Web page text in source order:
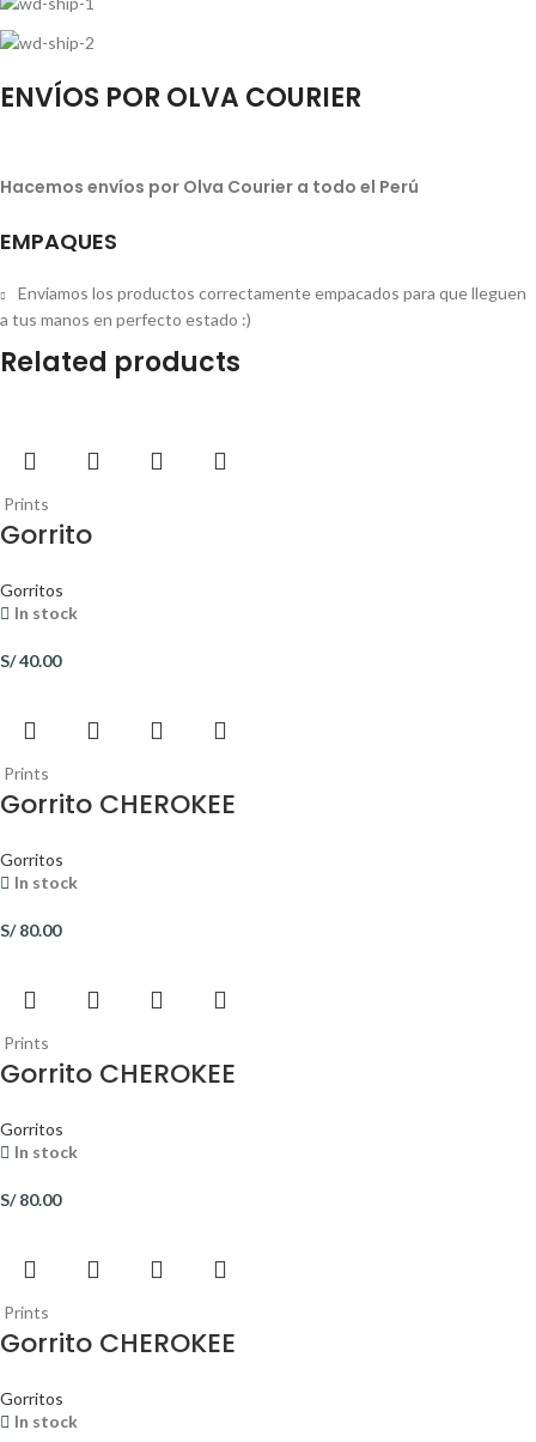
ENVÍOS POR OLVA COURIER
Hacemos envíos por Olva Courier a todo el Perú
EMPAQUES
Enviamos los productos correctamente empacados para que lleguen
a tus manos en perfecto estado :)
Related products
Prints
Gorrito
Gorritos
In stock
S/40.00
Prints
Gorrito CHEROKEE
Gorritos
In stock
S/80.00
Prints
Gorrito CHEROKEE
Gorritos
In stock
S/80.00
Prints
Gorrito CHEROKEE
Gorritos
In stock